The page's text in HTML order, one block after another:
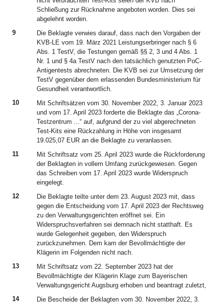
Schließung zur Rücknahme angeboten worden. Dies sei
abgelehnt worden.
9
Die Beklagte verwies darauf, dass nach den Vorgaben der
KVB-LE vom 19. März 2021 Leistungserbringer nach § 6
Abs. 1 TestV, die Testungen gemäß §§ 2, 3 und 4 Abs. 1
Nr. 1 und § 4a TestV nach den tatsächlich genutzten PoC-
Antigentests abrechneten. Die KVB sei zur Umsetzung der
TestV gegenüber dem erlassenden Bundesministerium für
Gesundheit verantwortlich.
10
Mit Schriftsätzen vom 30. November 2022, 3. Januar 2023
und vom 17. April 2023 forderte die Beklagte das „Corona-
Testzentrum ...“ auf, aufgrund der zu viel abgerechneten
Test-Kits eine Rückzahlung in Höhe von insgesamt
19.025,07 EUR an die Beklagte zu veranlassen.
11
Mit Schriftsatz vom 25. April 2023 wurde die Rückforderung
der Beklagten in vollem Umfang zurückgewiesen. Gegen
das Schreiben vom 17. April 2023 wurde Widerspruch
eingelegt.
12
Die Beklagte teilte unter dem 23. August 2023 mit, dass
gegen die Entscheidung vom 17. April 2023 der Rechtsweg
zu den Verwaltungsgerichten eröffnet sei. Ein
Widerspruchsverfahren sei demnach nicht statthaft. Es
wurde Gelegenheit gegeben, den Widerspruch
zurückzunehmen. Dem kam der Bevollmächtigte der
Klägerin im Folgenden nicht nach.
13
Mit Schriftsatz vom 22. September 2023 hat der
Bevollmächtigte der Klägerin Klage zum Bayerischen
Verwaltungsgericht Augsburg erhoben und beantragt zuletzt,
14
Die Bescheide der Beklagten vom 30. November 2022, 3.